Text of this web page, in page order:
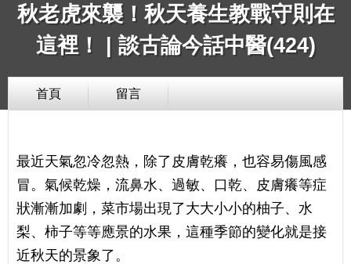
秋老虎來襲！秋天養生教戰守則在
這裡！ | 談古論今話中醫(424)
首頁 留言
最近天氣忽冷忽熱，除了皮膚乾癢，也容易傷風感
冒。氣候乾燥，流鼻水、過敏、口乾、皮膚癢等症
狀漸漸加劇，菜市場出現了大大小小的柚子、水
梨、柿子等等應景的水果，這種季節的變化就是接
近秋天的景象了。